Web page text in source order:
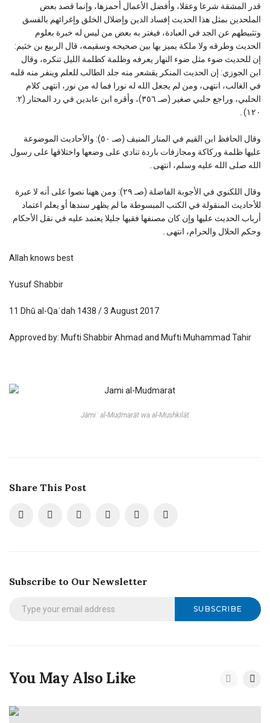
قدر المشقة شرعا وعقلا، وأفضل الأعمال أحمزها، وإنما قصد بعض
الملحدين بمثل هذا الحديث إفساد الدين وإضلال الخلق وإغرائهم بالفسق
وتثبيطهم عن الجد في العبادة، فيغتر به بعض من ليس له خبرة بعلوم
الحديث وطرقه ولا ملكة يميز بها بين صحيحه وسقيمه، قال الربیع بن خثیم:
إن للحدیث ضوء مثل ضوء النهار یعرفه وظلمة كظلمة اللیل تنكره، وقال
ابن الجوزي: إن الحدیث المنكر یقشعر منه جلد الطالب للعلم وینفر منه قلبه
في الغالب، انتهی، ومن لم یجعل الله له نورا فما له من نور، انتهی كلام
الحلبي، وراجع حلبي صغیر (صـ ۳٥٦)، وأقره ابن عابدین في رد المحتار (۲:
۱۲۰)۔
وقال الحافظ ابن القیم في المنار المنیف (صـ ٥۰): والأحاديث الموضوعة
عليها ظلمة وركاكة ومجازفات باردة تنادي على وضعها واختلاقها على رسول
الله صلى الله عليه وسلم، انتهی۔
وقال اللكنوي في الأجوبة الفاضلة (صـ ۲۹): ومن ههنا نصوا علی أنه لا عبرة
للأحادیث المنقولة في الكتب المبسوطة ما لم یظهر سندها أو یعلم اعتماد
أرباب الحدیث علیها وإن كان مصنفها فقیها جلیلا یعتمد علیه في نقل الأحكام
وحكم الحلال والحرام، انتهی۔
Allah knows best
Yusuf Shabbir
11 Dhū al-Qaʿdah 1438 / 3 August 2017
Approved by: Mufti Shabbir Ahmad and Mufti Muhammad Tahir
Jāmiʿ al-Muḍmarāt wa al-Mushkilāt
Share This Post
Subscribe to Our Newsletter
SUBSCRIBE
You May Also Like